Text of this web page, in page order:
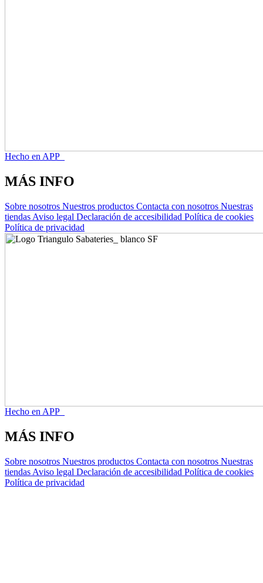
Hecho en APP_
MÁS INFO
Sobre nosotros Nuestros productos Contacta con nosotros Nuestras
tiendas Aviso legal Declaración de accesibilidad Política de cookies
Política de privacidad
Hecho en APP_
MÁS INFO
Sobre nosotros Nuestros productos Contacta con nosotros Nuestras
tiendas Aviso legal Declaración de accesibilidad Política de cookies
Política de privacidad